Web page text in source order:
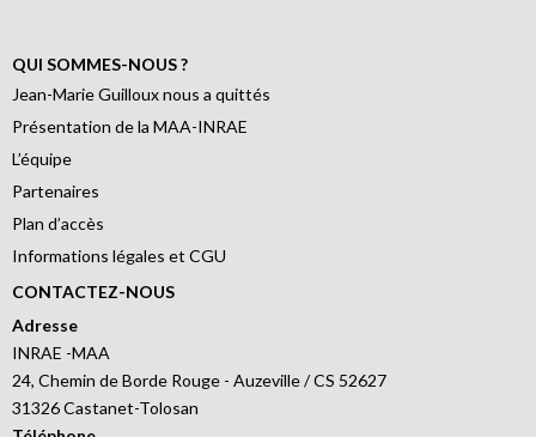
QUI SOMMES-NOUS ?
Jean-Marie Guilloux nous a quittés
Présentation de la MAA-INRAE
L’équipe
Partenaires
Plan d’accès
Informations légales et CGU
CONTACTEZ-NOUS
Adresse
INRAE -MAA
24, Chemin de Borde Rouge - Auzeville / CS 52627
31326 Castanet-Tolosan